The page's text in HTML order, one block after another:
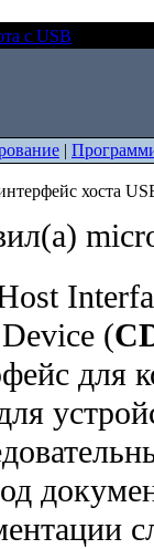
с USB
|
хоста
(
для